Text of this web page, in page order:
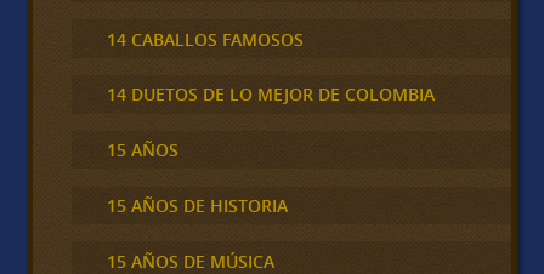
14 CABALLOS FAMOSOS
14 DUETOS DE LO MEJOR DE COLOMBIA
15 AÑOS
15 AÑOS DE HISTORIA
15 AÑOS DE MÚSICA